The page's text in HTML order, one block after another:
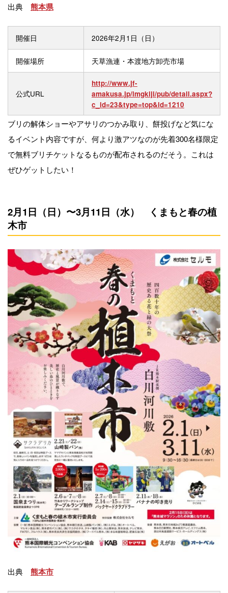
出典 熊本県
開催日 2026年2月1日（日）
開催場所 天草漁連・本渡地方卸売市場
公式URL
http://www.jf-
amakusa.jp/imgkiji/pub/detail.aspx?
c_id=23&type=top&id=1210
ブリの解体ショーやアサリのつかみ取り、餅投げなど気にな
るイベント内容ですが、何より激アツなのが先着300名様限定
で無料ブリチケットなるものが配布されるのだそう。これは
ぜひゲットしたい！
2月1日（日）〜3月11日（水） くまもと春の植
木市
出典 熊本市